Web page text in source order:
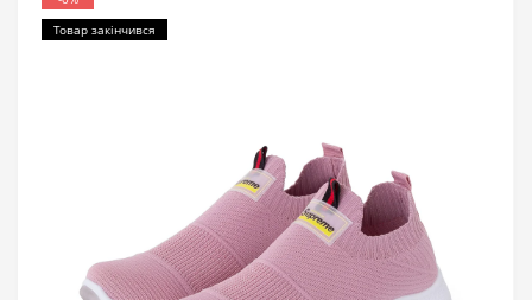
Товар закінчився